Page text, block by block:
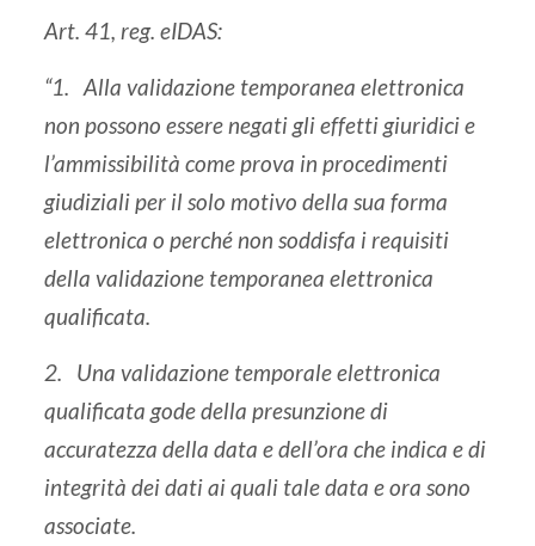
Art. 41, reg. eIDAS:
“1. Alla validazione temporanea elettronica
non possono essere negati gli effetti giuridici e
l’ammissibilità come prova in procedimenti
giudiziali per il solo motivo della sua forma
elettronica o perché non soddisfa i requisiti
della validazione temporanea elettronica
qualificata.
2. Una validazione temporale elettronica
qualificata gode della presunzione di
accuratezza della data e dell’ora che indica e di
integrità dei dati ai quali tale data e ora sono
associate.